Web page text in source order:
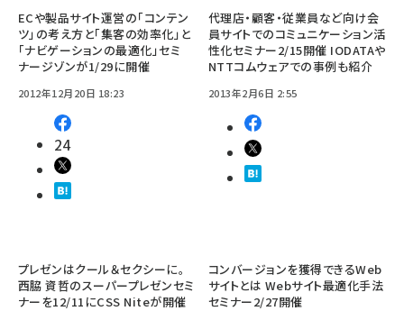
ECや製品サイト運営の「コンテン
ツ」の考え方と「集客の効率化」と
「ナビゲーションの最適化」セミ
ナージゾンが1/29に開催
2012年12月20日 18:23
24
代理店・顧客・従業員など向け会
員サイトでのコミュニケーション活
性化セミナー2/15開催 IODATAや
NTTコムウェアでの事例も紹介
2013年2月6日 2:55
プレゼンはクール＆セクシーに。
西脇 資哲のスーパープレゼンセミ
ナーを12/11にCSS Niteが開催
コンバージョンを獲得できるWeb
サイトとは Webサイト最適化手法
セミナー2/27開催